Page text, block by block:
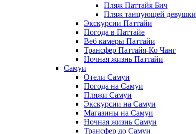
Пляж Паттайя Бич
Пляж танцующей девушки
Экскурсии Паттайи
Погода в Паттайе
Веб камеры Паттайи
Трансфер Паттайя-Ко Чанг
Ночная жизнь Паттайи
Самуи
Отели Самуи
Погода на Самуи
Пляжи Самуи
Экскурсии на Самуи
Магазины на Самуи
Ночная жизнь Самуи
Трансфер до Самуи